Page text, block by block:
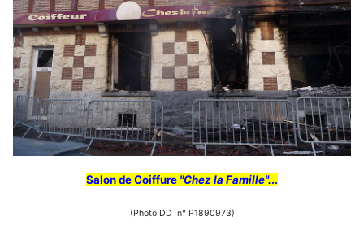
Salon de Coiffure "Chez la Famille"...
(Photo DD n° P1890973)